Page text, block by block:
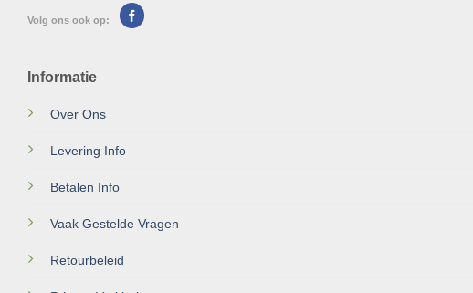
Volg ons ook op:
Informatie
Over Ons
Levering Info
Betalen Info
Vaak Gestelde Vragen
Retourbeleid